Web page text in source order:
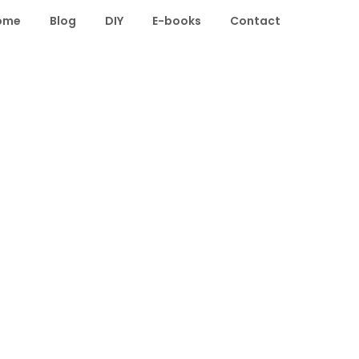
Blog DIY E-books Contact